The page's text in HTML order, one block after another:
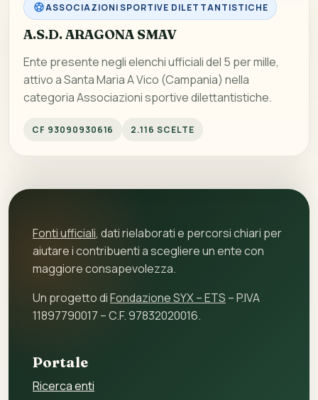
ASSOCIAZIONI SPORTIVE DILETTANTISTICHE
A.S.D. ARAGONA SMAV
Ente presente negli elenchi ufficiali del 5 per mille,
attivo a Santa Maria A Vico (Campania) nella
categoria Associazioni sportive dilettantistiche.
CF 93090930616 2.116 SCELTE
Fonti ufficiali, dati rielaborati e percorsi chiari per
aiutare i contribuenti a scegliere un ente con
maggiore consapevolezza.
Un progetto diFondazione SYX – ETS – P.IVA
11897790017 – C.F. 97832020016.
Portale
Ricerca enti